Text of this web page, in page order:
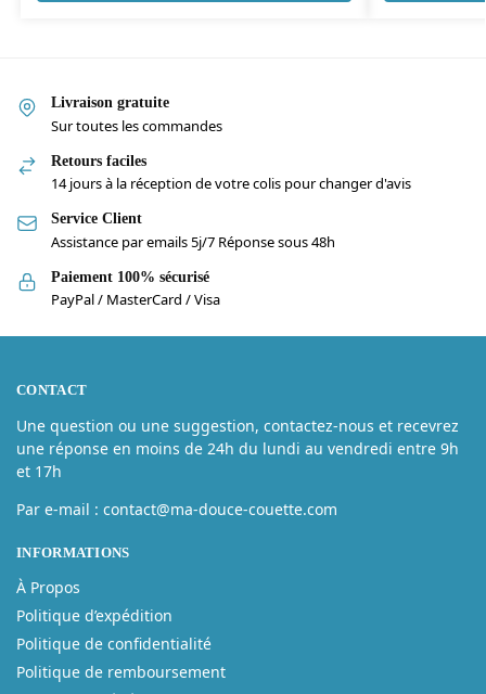
Livraison gratuite
Sur toutes les commandes
Retours faciles
14 jours à la réception de votre colis pour changer d'avis
Service Client
Assistance par emails 5j/7 Réponse sous 48h
Paiement 100% sécurisé
PayPal / MasterCard / Visa
CONTACT
Une question ou une suggestion, contactez-nous et recevrez
une réponse en moins de 24h du lundi au vendredi entre 9h
et 17h
Par e-mail : contact@ma-douce-couette.com
INFORMATIONS
À Propos
Politique d’expédition
Politique de confidentialité
Politique de remboursement